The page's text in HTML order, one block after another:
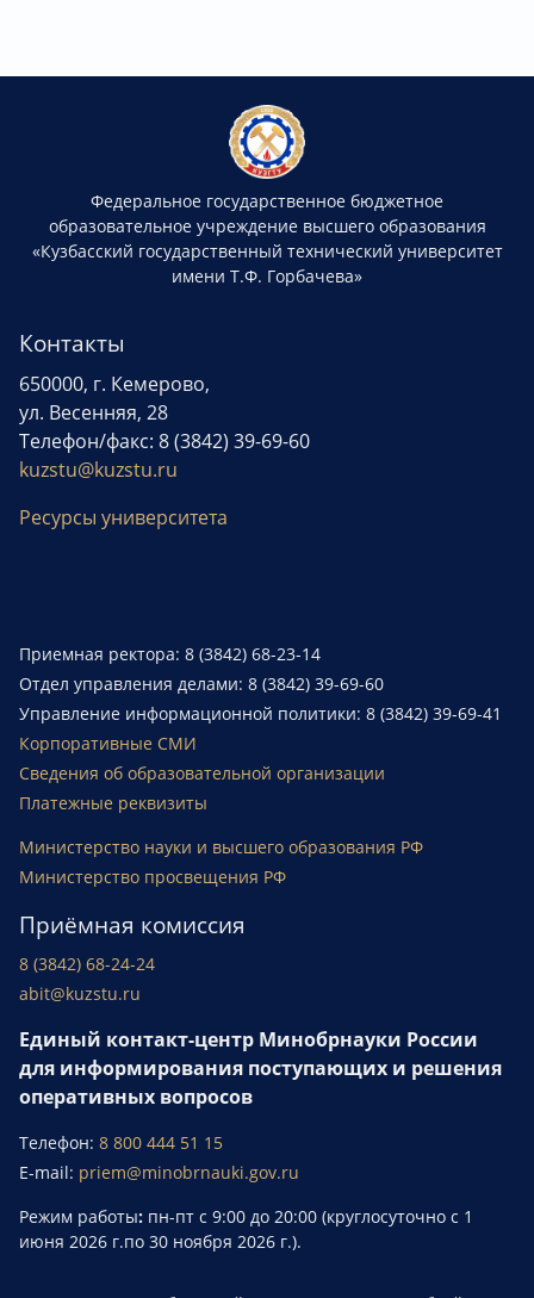
Федеральное государственное бюджетное
образовательное учреждение высшего образования
«Кузбасский государственный технический университет
имени Т.Ф. Горбачева»
Контакты
650000, г. Кемерово,
ул. Весенняя, 28
Телефон/факс: 8 (3842) 39-69-60
kuzstu@kuzstu.ru
Ресурсы университета
Приемная ректора: 8 (3842) 68-23-14
Отдел управления делами: 8 (3842) 39-69-60
Управление информационной политики: 8 (3842) 39-69-41
Корпоративные СМИ
Сведения об образовательной организации
Платежные реквизиты
Министерство науки и высшего образования РФ
Министерство просвещения РФ
Приёмная комиссия
8 (3842) 68-24-24
abit@kuzstu.ru
Единый контакт-центр Минобрнауки России
для информирования поступающих и решения
оперативных вопросов
Телефон: 8 800 444 51 15
E-mail: priem@minobrnauki.gov.ru
Режим работы: пн-пт с 9:00 до 20:00 (круглосуточно с 1
июня 2026 г.по 30 ноября 2026 г.).